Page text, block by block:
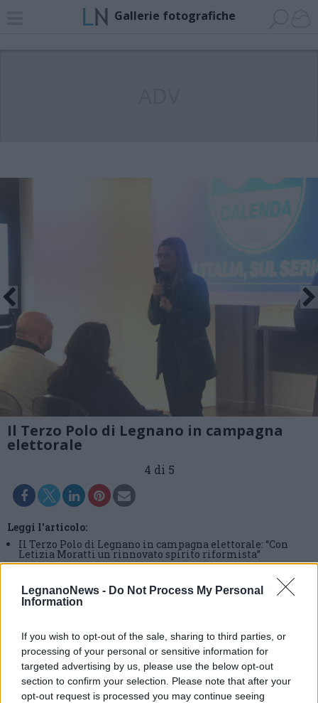
LegnanoNews - Do Not Process My Personal
Information
If you wish to opt-out of the sale, sharing to third parties, or
processing of your personal or sensitive information for
targeted advertising by us, please use the below opt-out
section to confirm your selection. Please note that after your
opt-out request is processed you may continue seeing
Gallerie fotografiche
Il Terzo Polo di Legnano in campagna
elettorale
4 di 5
Leggi l'articolo:
Il Terzo Polo di Legnano in campagna elettorale: “Con
Letizia Moratti un rinnovato spirito riformista”